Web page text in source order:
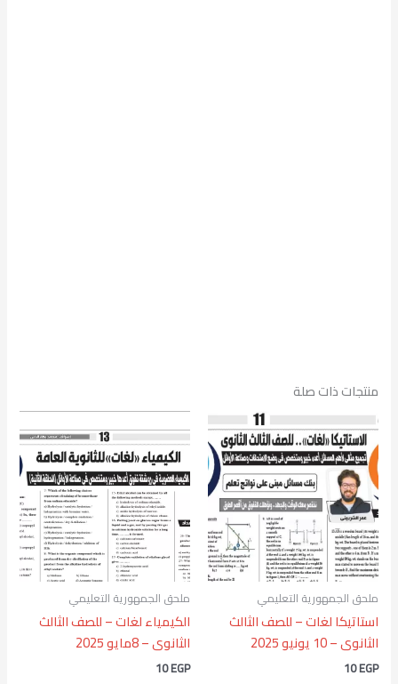
منتجات ذات صلة
ملحق الجمهورية التعليمي
استاتيكا لغات – للصف الثالث
الثانوى – 10 يونيو 2025
10EGP
ملحق الجمهورية التعليمي
الكيمياء لغات – للصف الثالث
الثانوى – 8مايو 2025
10EGP